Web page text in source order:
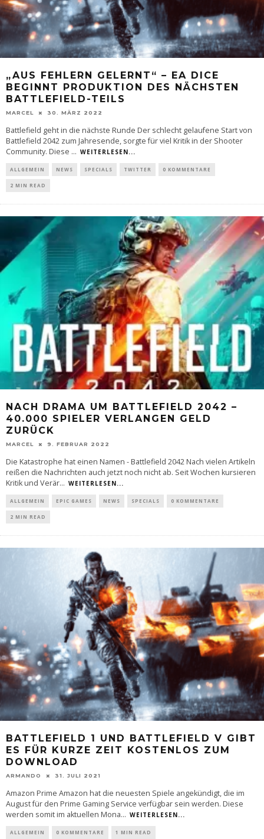
„AUS FEHLERN GELERNT“ – EA DICE
BEGINNT PRODUKTION DES NÄCHSTEN
BATTLEFIELD-TEILS
MARCEL 30. MÄRZ 2022
Battlefield geht in die nächste Runde Der schlecht gelaufene Start von
Battlefield 2042 zum Jahresende, sorgte für viel Kritik in der Shooter
Community. Diese ... WEITERLESEN...
ALLGEMEIN NEWS SPECIALS TWITTER 0 KOMMENTARE
2 MIN READ
NACH DRAMA UM BATTLEFIELD 2042 –
40.000 SPIELER VERLANGEN GELD
ZURÜCK
MARCEL 9. FEBRUAR 2022
Die Katastrophe hat einen Namen - Battlefield 2042 Nach vielen Artikeln
reißen die Nachrichten auch jetzt noch nicht ab. Seit Wochen kursieren
Kritik und Verär... WEITERLESEN...
ALLGEMEIN EPIC GAMES NEWS SPECIALS 0 KOMMENTARE
2 MIN READ
BATTLEFIELD 1 UND BATTLEFIELD V GIBT
ES FÜR KURZE ZEIT KOSTENLOS ZUM
DOWNLOAD
ARMANDO 31. JULI 2021
Amazon Prime Amazon hat die neuesten Spiele angekündigt, die im
August für den Prime Gaming Service verfügbar sein werden. Diese
werden somit im aktuellen Mona... WEITERLESEN...
ALLGEMEIN 0 KOMMENTARE 1 MIN READ